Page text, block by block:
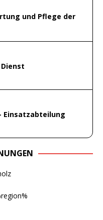
und Pflege der
Einsatzabteilung